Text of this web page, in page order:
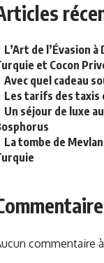
L’Art de l’Évasion
et Cocon
Avec quel cadeau
Les tarifs des taxis
Un séjour de luxe
La tombe de
commentaire